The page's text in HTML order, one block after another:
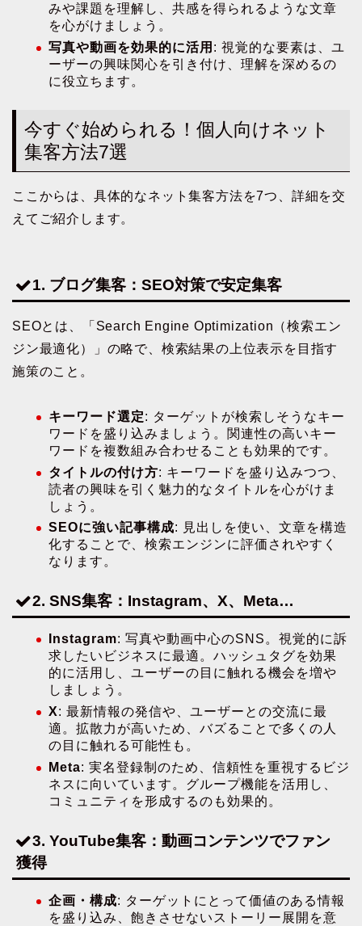
みや課題を理解し、共感を得られるような文章
を心がけましょう。
写真や動画を効果的に活用 : 視覚的な要素は、ユ
ーザーの興味関心を引き付け、理解を深めるの
に役立ちます。
今すぐ始められる！個人向けネット
集客方法7選
ここからは、具体的なネット集客方法を7つ、詳細を交
えてご紹介します。
1. ブログ集客：SEO対策で安定集客
SEOとは、「Search Engine Optimization（検索エン
ジン最適化）」の略で、検索結果の上位表示を目指す
施策のこと。
キーワード選定: ターゲットが検索しそうなキー
ワードを盛り込みましょう。関連性の高いキー
ワードを複数組み合わせることも効果的です。
タイトルの付け方: キーワードを盛り込みつつ、
読者の興味を引く魅力的なタイトルを心がけま
しょう。
SEOに強い記事構成: 見出しを使い、文章を構造
化することで、検索エンジンに評価されやすく
なります。
2. SNS集客：Instagram、X、Meta…
Instagram: 写真や動画中心のSNS。視覚的に訴
求したいビジネスに最適。ハッシュタグを効果
的に活用し、ユーザーの目に触れる機会を増や
しましょう。
X: 最新情報の発信や、ユーザーとの交流に最
適。拡散力が高いため、バズることで多くの人
の目に触れる可能性も。
Meta: 実名登録制のため、信頼性を重視するビジ
ネスに向いています。グループ機能を活用し、
コミュニティを形成するのも効果的。
3. YouTube集客：動画コンテンツでファン
獲得
企画・構成: ターゲットにとって価値のある情報
を盛り込み、飽きさせないストーリー展開を意